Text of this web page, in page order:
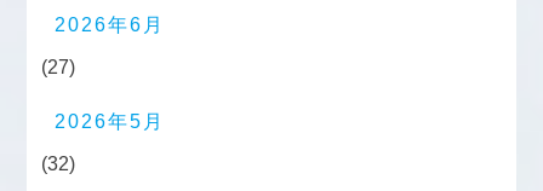
2026年6月
(27)
2026年5月
(32)